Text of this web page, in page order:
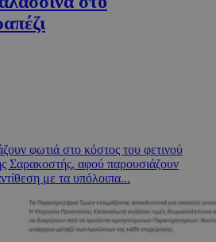
φωτιά στο κόστος του φετινού
Σαρακοστής, αφού παρουσιάζουν
με τα υπόλοιπα...